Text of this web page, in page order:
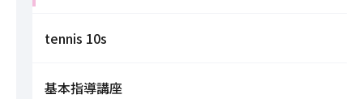
tennis 10s
基本指導講座